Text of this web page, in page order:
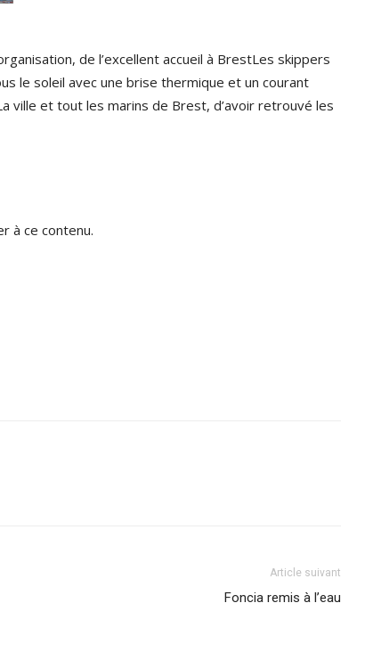
de l’excellent accueil à BrestLes skippers
le soleil avec une brise thermique et un courant
ville et tout les marins de Brest, d’avoir retrouvé les
à ce contenu.
Article suivant
Foncia remis à l’eau